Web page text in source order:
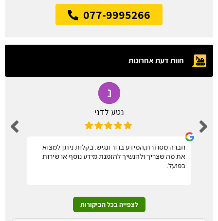
077-9995266
חוות דעת אחרונות
נטע לדני
חברה מסודרת,המידע ברור ונגיש. בקלות ניתן למצוא
את מה שצריך ולהנשיך להזמנת מידע נוסף או שירות
בפועל.
לצפייה בכל הביקורות